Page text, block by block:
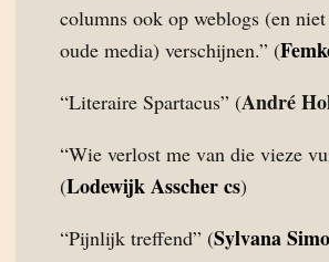
columns ook op weblogs (en
oude media) verschijnen.” (
“Literaire Spartacus” (André
“Wie verlost me van die vieze
(Lodewijk Asscher cs)
“Pijnlijk treffend” (Sylvana